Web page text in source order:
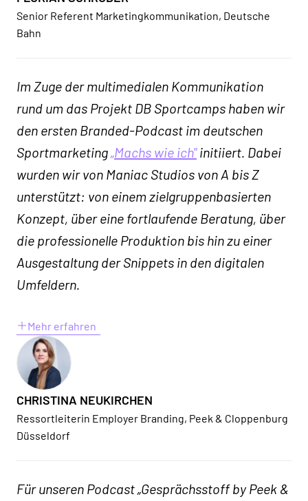
Senior Referent Marketingkommunikation, Deutsche
Bahn
Im Zuge der multimedialen Kommunikation
rund um das Projekt DB Sportcamps haben wir
den ersten Branded-Podcast im deutschen
Sportmarketing„Machs wie ich"initiiert. Dabei
wurden wir von Maniac Studios von A bis Z
unterstützt: von einem zielgruppenbasierten
Konzept, über eine fortlaufende Beratung, über
die professionelle Produktion bis hin zu einer
Ausgestaltung der Snippets in den digitalen
Umfeldern.
Mehr erfahren
CHRISTINA NEUKIRCHEN
Ressortleiterin Employer Branding, Peek & Cloppenburg
Düsseldorf
Für unseren Podcast „Gesprächsstoff by Peek &